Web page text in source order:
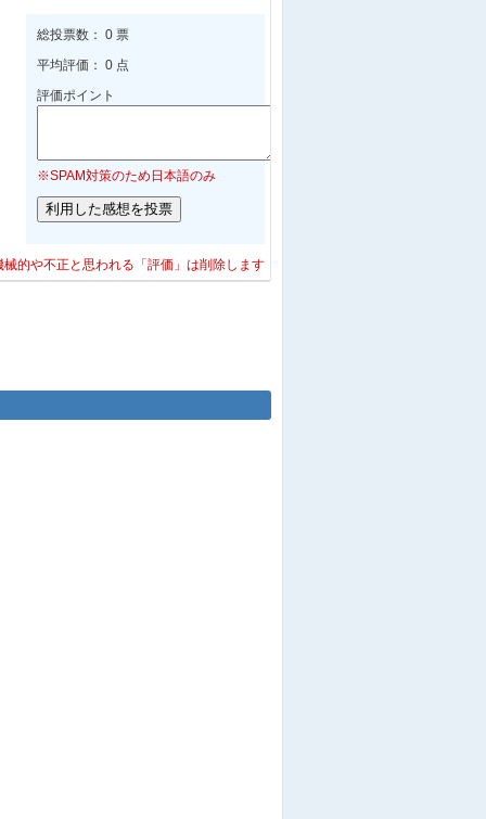
総投票数： 0 票
平均評価： 0 点
評価ポイント
※SPAM対策のため日本語のみ
的や不正と思われる「評価」は削除します